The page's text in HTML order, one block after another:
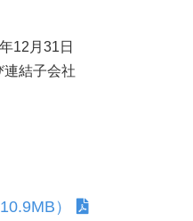
12月31日
結子会社
）